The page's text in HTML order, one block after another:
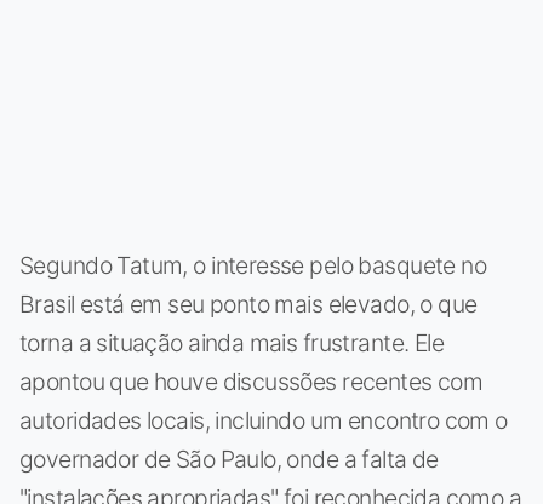
Segundo Tatum, o interesse pelo basquete no
Brasil está em seu ponto mais elevado, o que
torna a situação ainda mais frustrante. Ele
apontou que houve discussões recentes com
autoridades locais, incluindo um encontro com o
governador de São Paulo, onde a falta de
"instalações apropriadas" foi reconhecida como a